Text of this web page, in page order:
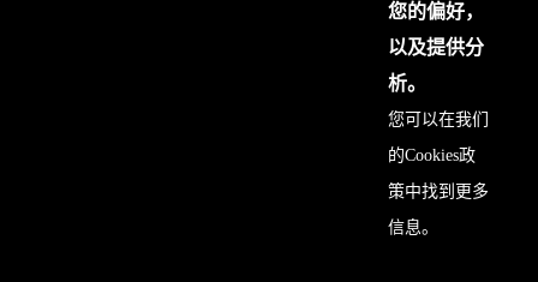
您的偏好，
以及提供分
析。
您可以在我们
的Cookies政
策中找到更多
信息。